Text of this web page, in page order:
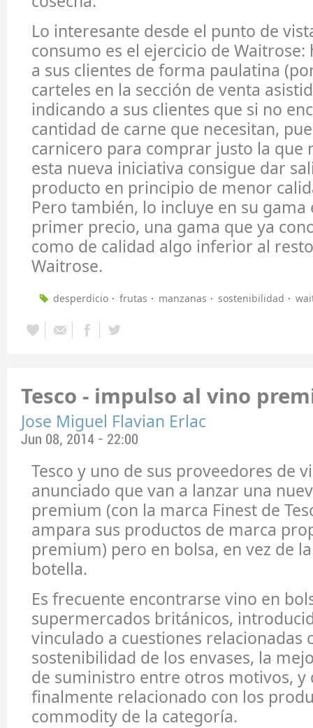
Lo interesante desde el punto de
consumo es el ejercicio de
a sus clientes de forma paulatina
carteles en la sección de venta
indicando a sus clientes que si no
cantidad de carne que necesitan,
carnicero para comprar justo la que
esta nueva iniciativa consigue dar
producto en principio de menor
Pero también, lo incluye en su gama
primer precio, una gama que ya
como de calidad algo inferior al
Waitrose.
desperdicio frutas manzanas sostenibilidad
Tesco - impulso al vino
Jose Miguel Flavian Erlac
Jun 08, 2014 - 22:00
Tesco y uno de sus proveedores de
anunciado que van a lanzar una
premium (con la marca Finest de
ampara sus productos de marca
premium) pero en bolsa, en vez de
botella.
Es frecuente encontrarse vino en
supermercados británicos,
vinculado a cuestiones relacionadas
sostenibilidad de los envases, la
de suministro entre otros motivos, y
finalmente relacionado con los
commodity de la categoría.